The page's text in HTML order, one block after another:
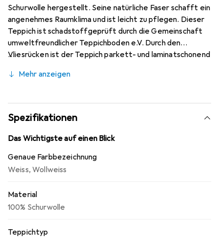
Schurwolle hergestellt. Seine natürliche Faser schafft ein
angenehmes Raumklima und ist leicht zu pflegen. Dieser
Teppich ist schadstoffgeprüft durch die Gemeinschaft
umweltfreundlicher Teppichboden e.V. Durch den
Vliesrücken ist der Teppich parkett- und laminatschonend
Wollteppiche der Berberkollektion tragen das Wollsiegel.
Mehr anzeigen
Spezifikationen
Das Wichtigste auf einen Blick
Genaue Farbbezeichnung
Weiss,Wollweiss
Material
100% Schurwolle
Teppichtyp